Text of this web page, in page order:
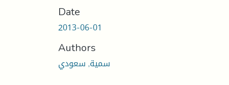
Date
2013-06-01
Authors
سمية, سعودي